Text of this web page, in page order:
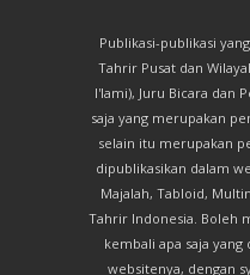
Publikasi-publikasi
Tahrir Pusat dan
I'lami), Juru Bicara dan
saja yang merupakan
selain itu merupakan
dipublikasikan dalam
Majalah, Tabloid,
Tahrir Indonesia. Boleh
kembali apa saja
websitenya, dengan